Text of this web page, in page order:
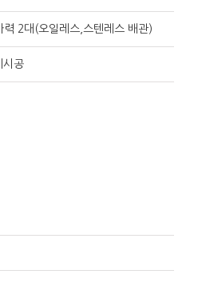
2대(오일레스,스텐레스 배관)
시공